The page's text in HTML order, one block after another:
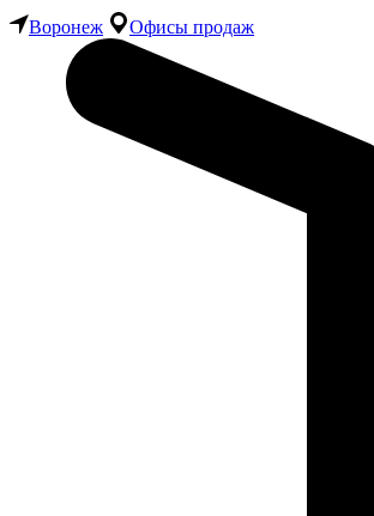
Воронеж Офисы продаж